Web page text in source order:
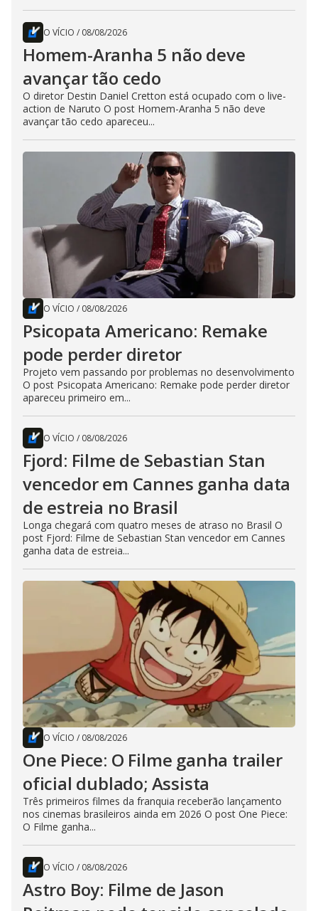
O VÍCIO / 08/08/2026
Homem-Aranha 5 não deve
avançar tão cedo
O diretor Destin Daniel Cretton está ocupado com o live-
action de Naruto O post Homem-Aranha 5 não deve
avançar tão cedo apareceu...
O VÍCIO / 08/08/2026
Psicopata Americano: Remake
pode perder diretor
Projeto vem passando por problemas no desenvolvimento
O post Psicopata Americano: Remake pode perder diretor
apareceu primeiro em...
O VÍCIO / 08/08/2026
Fjord: Filme de Sebastian Stan
vencedor em Cannes ganha data
de estreia no Brasil
Longa chegará com quatro meses de atraso no Brasil O
post Fjord: Filme de Sebastian Stan vencedor em Cannes
ganha data de estreia...
O VÍCIO / 08/08/2026
One Piece: O Filme ganha trailer
oficial dublado; Assista
Três primeiros filmes da franquia receberão lançamento
nos cinemas brasileiros ainda em 2026 O post One Piece:
O Filme ganha...
O VÍCIO / 08/08/2026
Astro Boy: Filme de Jason